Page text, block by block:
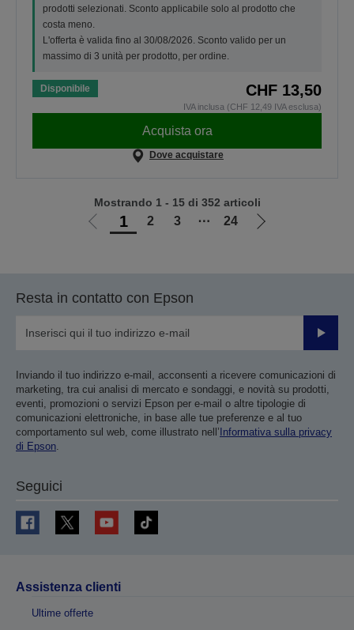
prodotti selezionati. Sconto applicabile solo al prodotto che
costa meno.
L'offerta è valida fino al 30/08/2026. Sconto valido per un
massimo di 3 unità per prodotto, per ordine.
Disponibile CHF 13,50
IVA inclusa (CHF 12,49 IVA esclusa)
Acquista ora
Dove acquistare
Vai
1 2 3 ⋯ 24
Vai
Mostrando 1 - 15 di 352 articoli
Resta in contatto con Epson
Invia
Inviando il tuo indirizzo e-mail, acconsenti a ricevere comunicazioni di
marketing, tra cui analisi di mercato e sondaggi, e novità su prodotti,
eventi, promozioni o servizi Epson per e-mail o altre tipologie di
comunicazioni elettroniche, in base alle tue preferenze e al tuo
comportamento sul web, come illustrato nell’ Informativa sulla privacy
di Epson.
Seguici
Assistenza clienti
Ultime offerte